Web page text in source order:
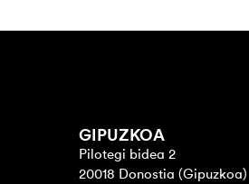
GIPUZKOA
Pilotegi bidea 2
20018 Donostia (Gipuzkoa)